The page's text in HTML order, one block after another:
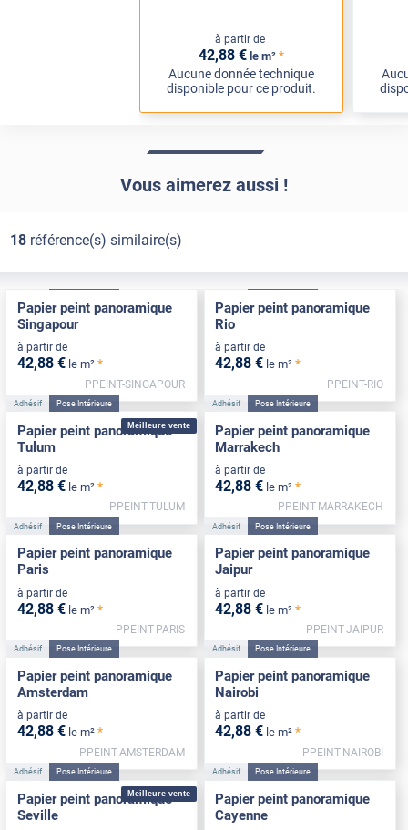
à partir de
42,88 € le m² *
Aucune donnée technique
disponible pour ce produit.
Vous aimerez aussi !
18référence(s) similaire(s)
Papier peint panoramique
Singapour
à partir de
42,88 € le m² *
PPEINT-SINGAPOUR
Papier peint panoramique
Rio
à partir de
42,88 € le m² *
PPEINT-RIO
Meilleure vente
Adhésif Pose Intérieure
Papier peint panoramique
Tulum
à partir de
42,88 € le m² *
PPEINT-TULUM
Adhésif Pose Intérieure
Papier peint panoramique
Marrakech
à partir de
42,88 € le m² *
PPEINT-MARRAKECH
Adhésif Pose Intérieure
Papier peint panoramique
Paris
à partir de
42,88 € le m² *
PPEINT-PARIS
Adhésif Pose Intérieure
Papier peint panoramique
Jaipur
à partir de
42,88 € le m² *
PPEINT-JAIPUR
Adhésif Pose Intérieure
Papier peint panoramique
Amsterdam
à partir de
42,88 € le m² *
PPEINT-AMSTERDAM
Adhésif Pose Intérieure
Papier peint panoramique
Nairobi
à partir de
42,88 € le m² *
PPEINT-NAIROBI
Meilleure vente
Adhésif Pose Intérieure
Papier peint panoramique
Seville
Adhésif Pose Intérieure
Papier peint panoramique
Cayenne